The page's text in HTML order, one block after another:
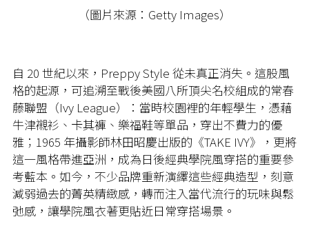
（圖片來源：Getty Images）
自 20 世紀以來，Preppy Style 從未真正消失。這股風
格的起源，可追溯至戰後美國八所頂尖名校組成的常春
藤聯盟（Ivy League）：當時校園裡的年輕學生，憑藉
牛津襯衫、卡其褲、樂福鞋等單品，穿出不費力的優
雅；1965 年攝影師林田昭慶出版的《TAKE IVY》，更將
這一風格帶進亞洲，成為日後經典學院風穿搭的重要參
考藍本。如今，不少品牌重新演繹這些經典造型，刻意
減弱過去的菁英精緻感，轉而注入當代流行的玩味與鬆
弛感，讓學院風衣著更貼近日常穿搭場景。​